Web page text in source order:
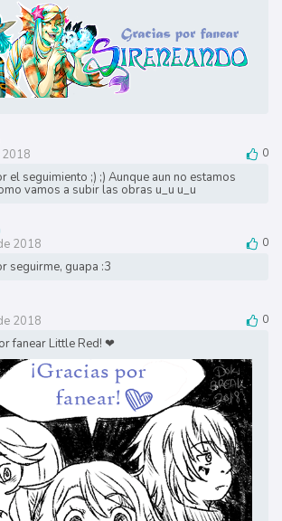
2018
0
el seguimiento ;) ;) Aunque aun no estamos
vamos a subir las obras u_u u_u
2018
0
seguirme, guapa :3
2018
0
fanear Little Red! ❤